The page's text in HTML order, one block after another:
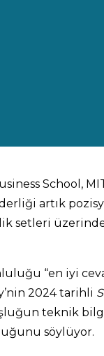
School,
artık
setleri
“en iyi
2024 tarihli
teknik
söylüyor.